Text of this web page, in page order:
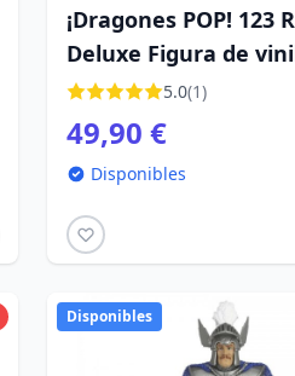
¡Dragones POP! 123
Deluxe Figura de
con Sin Dientes 9 cm
5.0(1)
49,90 €
Disponibles
Disponibles